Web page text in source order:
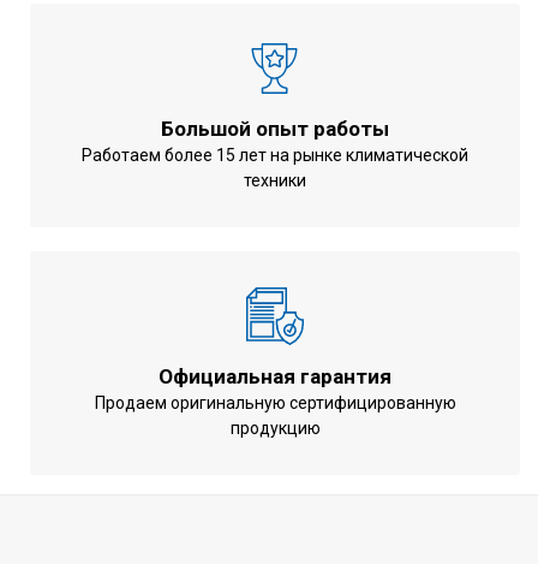
Большой опыт работы
Работаем более 15 лет на рынке климатической
техники
Официальная гарантия
Продаем оригинальную сертифицированную
продукцию